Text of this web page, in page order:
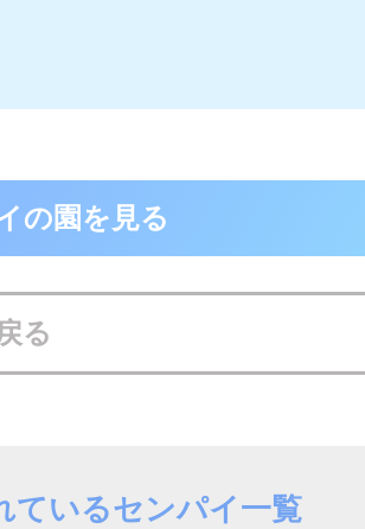
の園を見る
る
ているセンパイ一覧